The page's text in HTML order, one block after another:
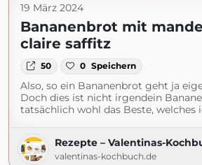
19 März 2024
Bananenbrot mit
claire saffitz
50 0 Speichern
Also, so ein Bananenbrot geht ja
Doch dies ist nicht irgendein
tatsächlich wohl das Beste, welches
Rezepte – Valentinas-
valentinas-kochbuch.de